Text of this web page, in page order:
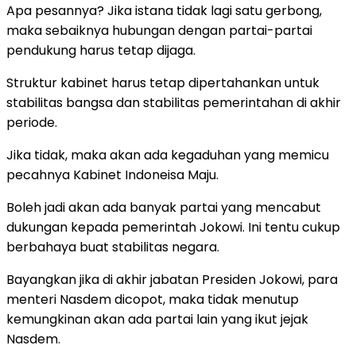
Apa pesannya? Jika istana tidak lagi satu gerbong,
maka sebaiknya hubungan dengan partai-partai
pendukung harus tetap dijaga.
Struktur kabinet harus tetap dipertahankan untuk
stabilitas bangsa dan stabilitas pemerintahan di akhir
periode.
Jika tidak, maka akan ada kegaduhan yang memicu
pecahnya Kabinet Indoneisa Maju.
Boleh jadi akan ada banyak partai yang mencabut
dukungan kepada pemerintah Jokowi. Ini tentu cukup
berbahaya buat stabilitas negara.
Bayangkan jika di akhir jabatan Presiden Jokowi, para
menteri Nasdem dicopot, maka tidak menutup
kemungkinan akan ada partai lain yang ikut jejak
Nasdem.